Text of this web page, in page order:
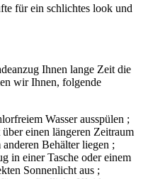
für ein schlichtes look und
Ihnen lange Zeit die
wir Ihnen, folgende
Wasser ausspülen ;
einen längeren Zeitraum
Behälter liegen ;
in einer Tasche oder einem
Sonnenlicht aus ;